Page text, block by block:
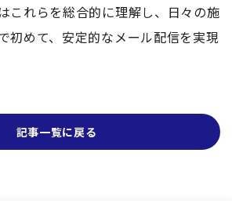
これらを総合的に理解し、日々の施
初めて、安定的なメール配信を実現
記事一覧に戻る